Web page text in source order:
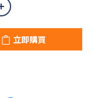
立即購買